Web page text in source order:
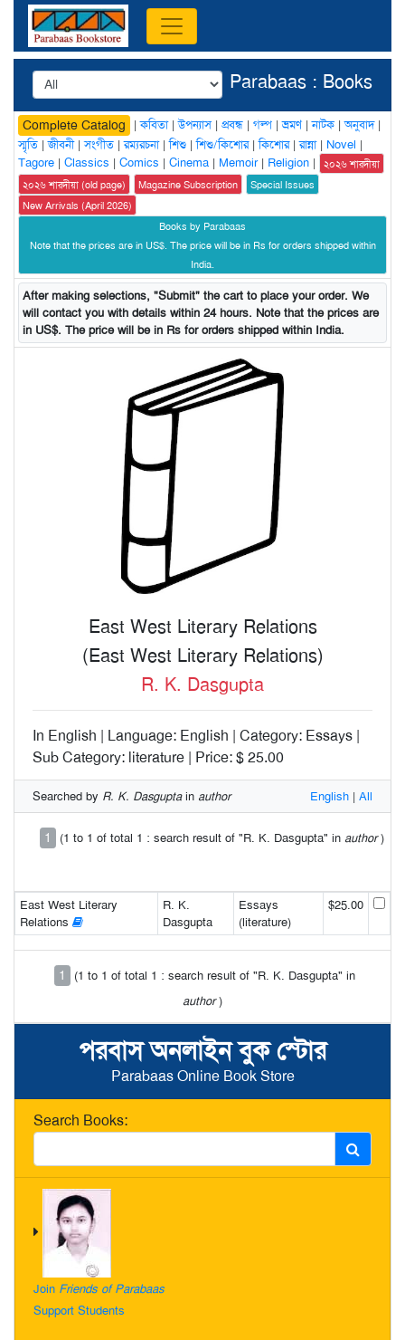
পরবাস অনলাইন বুক স্টোর
Parabaas Online Book Store
Search Books:
Join Friends of Parabaas
Support Students
Parabaas : Books
Complete Catalog |কবিতা|উপন্যাস| প্রবন্ধ | গল্প |ভ্রমণ|নাটক |অনুবাদ|
স্মৃতি |জীবনী|সংগীত |রম্যরচনা|শিশু |শিশু/কিশোর|কিশোর|রান্না| Novel |
Tagore | Classics | Comics | Cinema | Memoir| Religion |
২০২৬ শারদীয়া
২০২৬ শারদীয়া (old page)
Magazine Subscription
Special Issues
New Arrivals (April 2026)
Books by Parabaas
Note that the prices are in US$. The price will be in Rs for orders shipped within
India.
After making selections, "Submit" the cart to place your order. We
will contact you with details within 24 hours. Note that the prices are
in US$. The price will be in Rs for orders shipped within India.
East West Literary Relations
(East West Literary Relations)
R. K. Dasgupta
In English | Language: English | Category: Essays |
Sub Category: literature | Price: $ 25.00
Searched by R. K. Dasguptain author English | All
1 (1 to 1 of total 1 : search result of "R. K. Dasgupta" in author)
East West Literary
Relations
R. K.
Dasgupta
Essays
(literature)
$25.00
1
(1 to 1 of total 1 : search result of "R. K. Dasgupta" in
author)